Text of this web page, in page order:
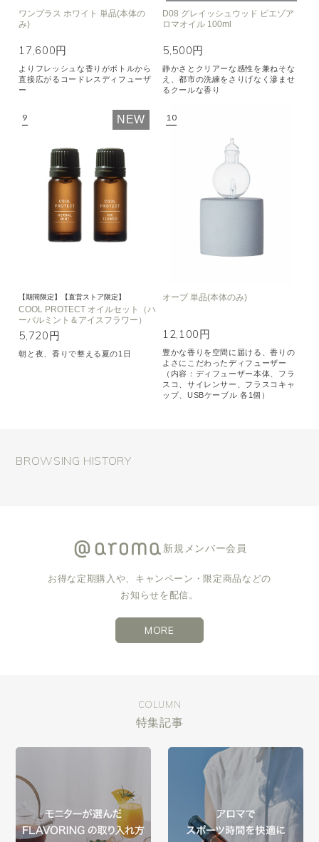
ワンプラス ホワイト 単品(本体の
み)
17,600円
よりフレッシュな香りがボトルから
直接広がるコードレスディフューザ
ー
D08 グレイッシュウッド ピエゾア
ロマオイル 100ml
5,500円
静かさとクリアーな感性を兼ねそな
え、都市の洗練をさりげなく滲ませ
るクールな香り
NEW
【期間限定】【直営ストア限定】
COOL PROTECT オイルセット（ハ
ーバルミント＆アイスフラワー）
5,720円
朝と夜、香りで整える夏の1日
オーブ 単品(本体のみ)
12,100円
豊かな香りを空間に届ける、香りの
よさにこだわったディフューザー
（内容：ディフューザー本体、フラ
スコ、サイレンサー、フラスコキャ
ップ、USBケーブル 各1個）
BROWSING HISTORY
新規メンバー会員
お得な定期購入や、キャンペーン・限定商品などの
お知らせを配信。
MORE
COLUMN
特集記事